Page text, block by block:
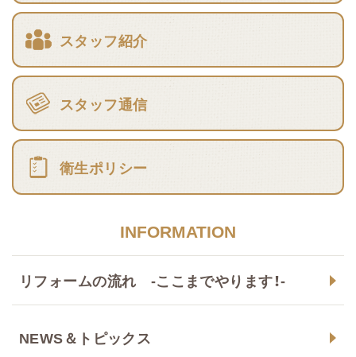
スタッフ紹介
スタッフ通信
衛生ポリシー
INFORMATION
リフォームの流れ -ここまでやります！-
NEWS＆トピックス